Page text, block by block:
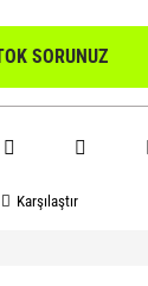
SORUNUZ
Karşılaştır